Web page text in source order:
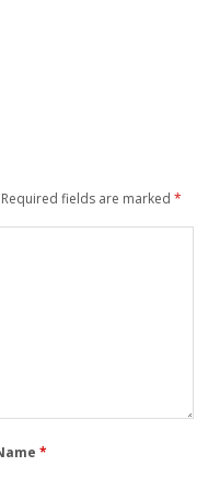
Required fields are marked *
*